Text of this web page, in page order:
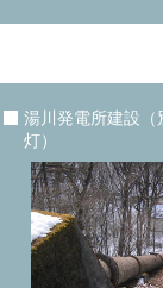
湯川発電所建設（
灯）